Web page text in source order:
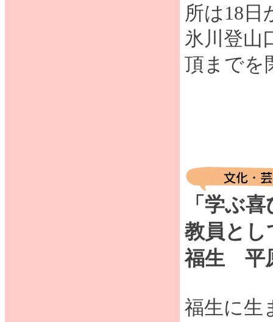
所は18日
氷川登山
頂までを
「学ぶ
教員とし
福生 平
福生に生